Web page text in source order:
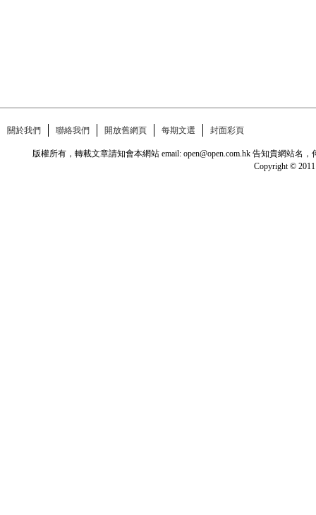
關於我們 聯絡我們 開放舊網頁 每期文選 封面彩頁
版權所有，轉載文章請知會本網站 email: open@open.com.hk 告知貴網站
Copyright © 2011